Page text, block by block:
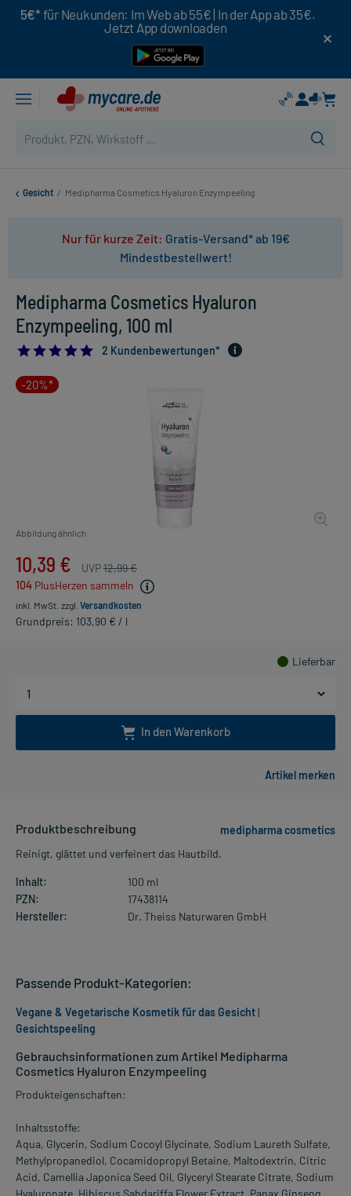
5€* für Neukunden: Im Web ab 55€ | In der App ab 35€.
Jetzt App downloaden
Gesicht / Medipharma Cosmetics Hyaluron Enzympeeling
Nur für kurze Zeit: Gratis-Versand* ab 19€
Mindestbestellwert!
Medipharma Cosmetics Hyaluron
Enzympeeling, 100 ml
5.0
2 Kundenbewertungen*
-20%*
Abbildung ähnlich
10,39 € UVP12,99 €
104 PlusHerzen sammeln
inkl. MwSt. zzgl. Versandkosten
Grundpreis: 103,90 € / l
Lieferbar
In den Warenkorb
Produktbeschreibung
medipharma cosmetics
Reinigt, glättet und verfeinert das Hautbild.
Inhalt:
100 ml
PZN:
17438114
Hersteller:
Dr. Theiss Naturwaren GmbH
Gebrauchsinformationen zum Artikel Medipharma
Cosmetics Hyaluron Enzympeeling
Produkteigenschaften:
Inhaltsstoffe:
Aqua, Glycerin, Sodium Cocoyl Glycinate, Sodium Laureth Sulfate,
Methylpropanediol, Cocamidopropyl Betaine, Maltodextrin, Citric
Acid, Camellia Japonica Seed Oil, Glyceryl Stearate Citrate, Sodium
Hyaluronate, Hibiscus Sabdariffa Flower Extract, Panax Ginseng
Passende Produkt-Kategorien:
Vegane & Vegetarische Kosmetik für das Gesicht|
Gesichtspeeling